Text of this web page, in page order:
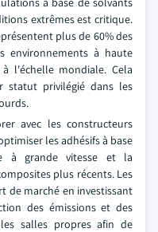
extrêmes est critique.
plus de 60% des
environnements à haute
l'échelle mondiale. Cela
statut privilégié dans les
avec les constructeurs
les adhésifs à base
à grande vitesse et la
plus récents. Les
de marché en investissant
des émissions et des
salles propres afin de